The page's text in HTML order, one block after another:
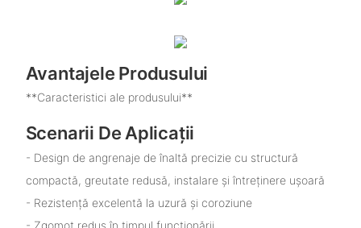
Avantajele Produsului
**Caracteristici ale produsului**
Scenarii De Aplicații
- Design de angrenaje de înaltă precizie cu structură
compactă, greutate redusă, instalare și întreținere ușoară
- Rezistență excelentă la uzură și coroziune
- Zgomot redus în timpul funcționării